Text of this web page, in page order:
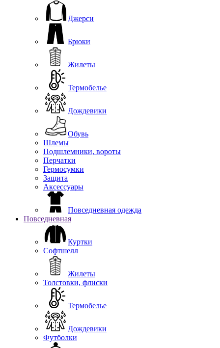
Джерси
Брюки
Жилеты
Термобелье
Дождевики
Обувь
Шлемы
Подшлемники, вороты
Перчатки
Гермосумки
Защита
Аксессуары
Повседневная одежда
Повседневная
Куртки
Софтшелл
Жилеты
Толстовки, флиски
Термобелье
Дождевики
Футболки